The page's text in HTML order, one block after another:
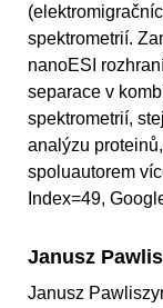
spektrometrií.
nanoESI
separace v
spektrometrií,
analýzu
spoluautorem
Index=49,
Janusz
Janusz